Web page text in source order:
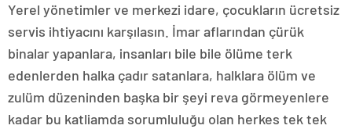
Yerel yönetimler ve merkezi idare, çocukların ücretsiz
servis ihtiyacını karşılasın. İmar aflarından çürük
binalar yapanlara, insanları bile bile ölüme terk
edenlerden halka çadır satanlara, halklara ölüm ve
zulüm düzeninden başka bir şeyi reva görmeyenlere
kadar bu katliamda sorumluluğu olan herkes tek tek